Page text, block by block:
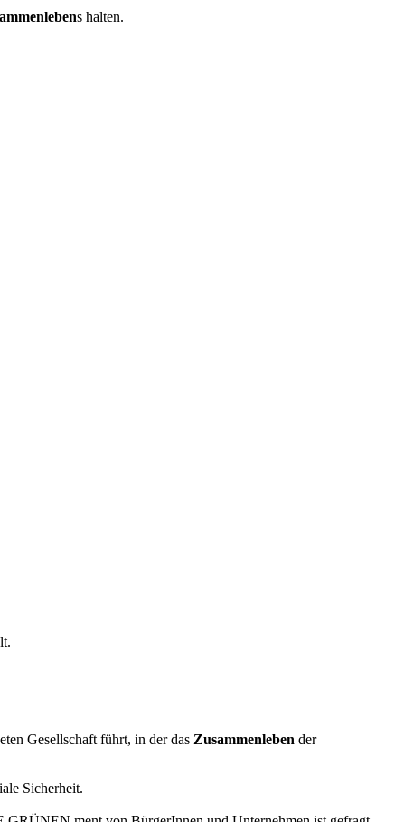
s halten.
Gesellschaft führt, in der das Zusammenleben der
Sicherheit.